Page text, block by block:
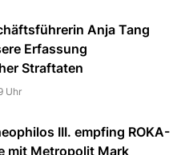
Anja Tang
Erfassung
Straftaten
Uhr
III. empfing ROKA-
mit Metropolit Mark